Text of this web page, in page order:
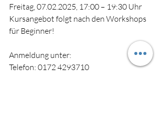
Freitag, 07.02.2025, 17:00 – 19:30 Uhr
Kursangebot folgt nach den Workshops
für Beginner!
Anmeldung unter:
Telefon: 0172 4293710